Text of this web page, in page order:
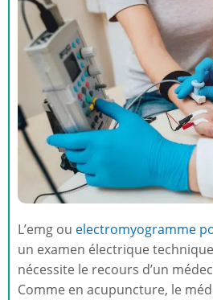
L’emg ou electromyogramme
un examen électrique
nécessite le recours d’un
Comme en acupuncture, le